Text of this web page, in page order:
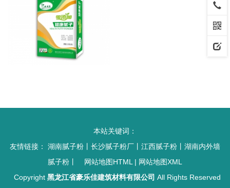
本站关键词：
友情链接： 湖南腻子粉 长沙腻子粉厂 江西腻子粉
湖南内外墙
腻子粉
网站地图HTML | 网站地图XML
Copyright 黑龙江省豪乐佳建筑材料有限公司 All Rights Reserved